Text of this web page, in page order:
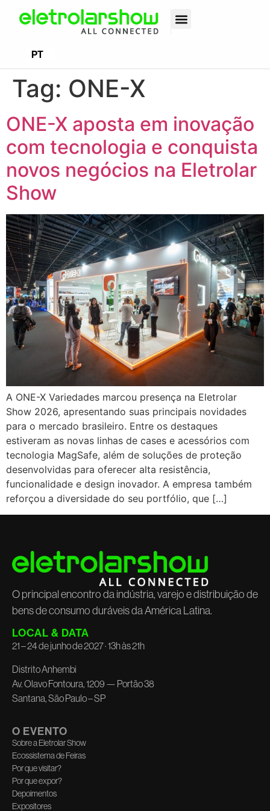
PT
ES
Tag: ONE-X
ONE-X aposta em inovação
com tecnologia e conquista
novos negócios na Eletrolar
Show
A ONE-X Variedades marcou presença na Eletrolar
Show 2026, apresentando suas principais novidades
para o mercado brasileiro. Entre os destaques
estiveram as novas linhas de cases e acessórios com
tecnologia MagSafe, além de soluções de proteção
desenvolvidas para oferecer alta resistência,
funcionalidade e design inovador. A empresa também
reforçou a diversidade do seu portfólio, que […]
O principal encontro da indústria, varejo e distribuição de
bens de consumo duráveis da América Latina.
LOCAL & DATA
21 – 24 de junho de 2027 · 13h às 21h
Distrito Anhembi
Av. Olavo Fontoura, 1209 — Portão 38
Santana, São Paulo – SP
O EVENTO
Sobre a Eletrolar Show
Ecossistema de Feiras
Por que visitar?
Por que expor?
Depoimentos
Expositores